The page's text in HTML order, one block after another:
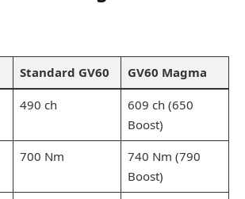
Standard GV60 GV60 Magma
490 ch
609 ch (650
Boost)
700 Nm
740 Nm (790
Boost)